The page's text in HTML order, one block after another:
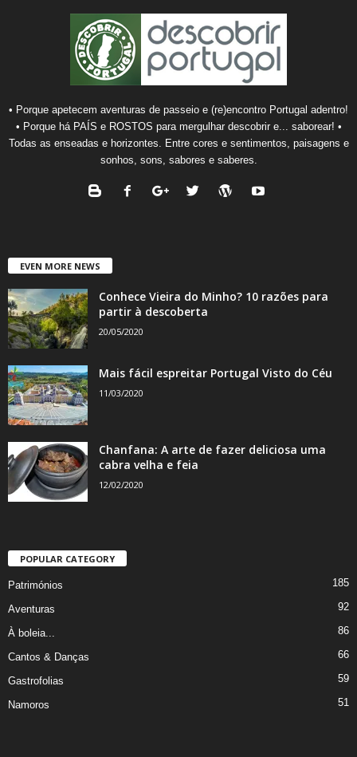
• Porque apetecem aventuras de passeio e (re)encontro Portugal adentro!
• Porque há PAÍS e ROSTOS para mergulhar descobrir e... saborear! •
Todas as enseadas e horizontes. Entre cores e sentimentos, paisagens e
sonhos, sons, sabores e saberes.
EVEN MORE NEWS
Conhece Vieira do Minho? 10 razões para
partir à descoberta
20/05/2020
Mais fácil espreitar Portugal Visto do Céu
11/03/2020
Chanfana: A arte de fazer deliciosa uma
cabra velha e feia
12/02/2020
POPULAR CATEGORY
Patrimónios 185
Aventuras 92
À boleia... 86
Cantos & Danças 66
Gastrofolias 59
Namoros 51